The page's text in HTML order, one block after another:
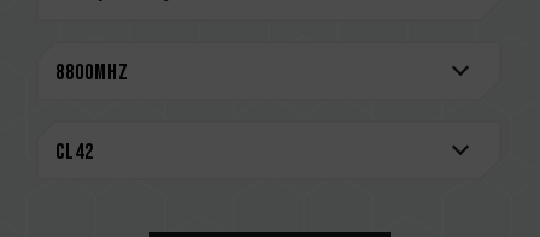
严选高质量 IC 稳定可靠 （美国发明专利：
MEMORY
利：US12111715B2） - MEMORY